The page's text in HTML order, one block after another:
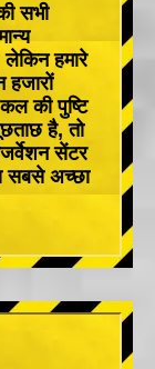
सभी
हमारे
हजारों
की पुष्टि
है, तो
सेंटर
सबसे अच्छा